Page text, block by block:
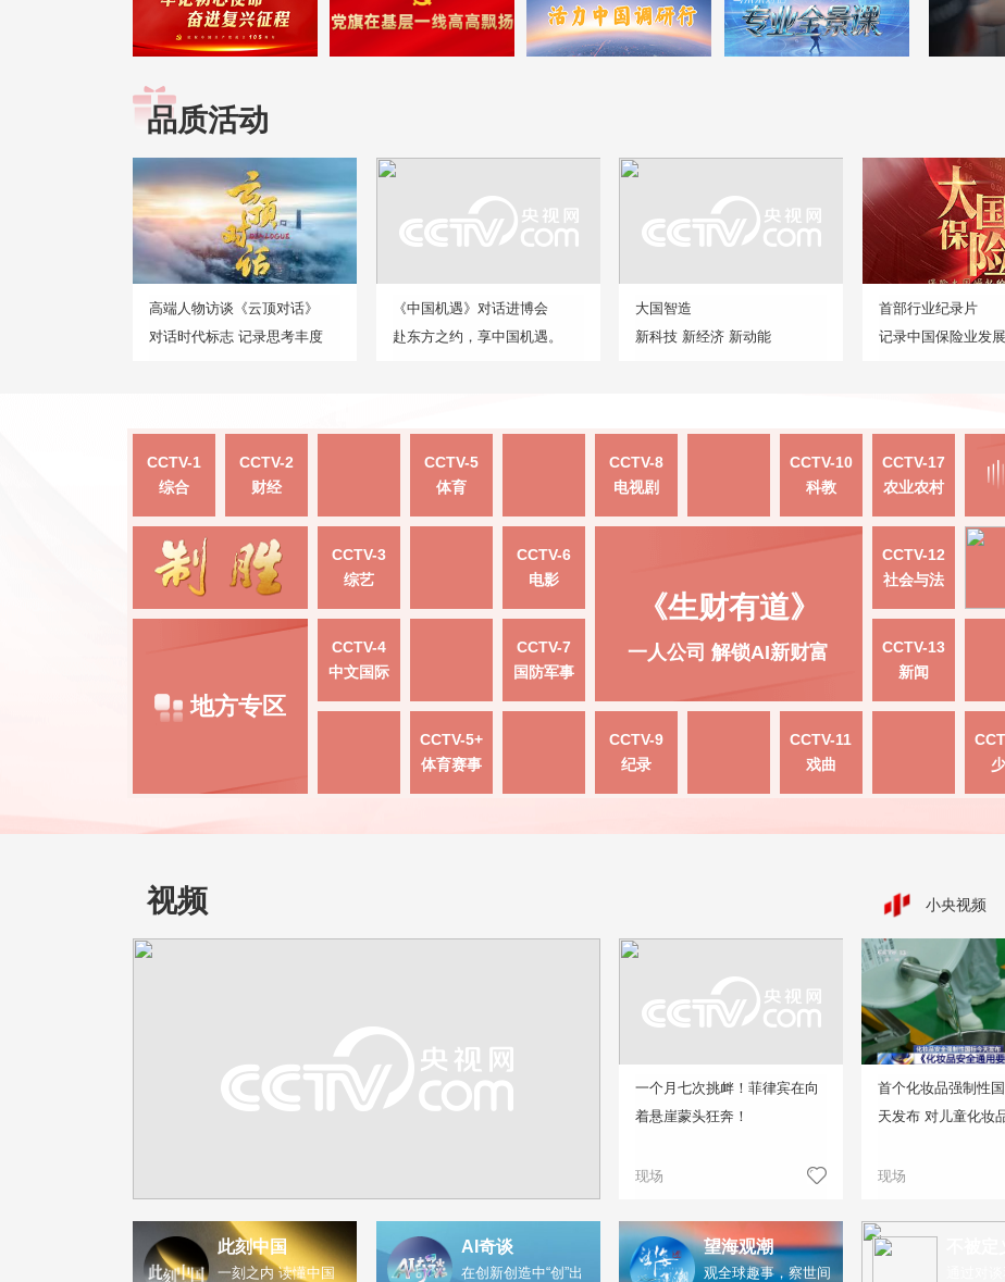
品质活动
高端人物访谈《云顶对话》
对话时代标志 记录思考丰度
《中国机遇》对话进博会
赴东方之约，享中国机遇。
大国智造
新科技 新经济 新动能
首部行业纪录片
记录中国保险业发
CCTV-1
综合
CCTV-2
财经
CCTV-5
体育
CCTV-8
电视剧
CCTV-10
科教
CCTV-17
农业农村
CCTV-3
综艺
CCTV-6
电影
《生财有道》
一人公司 解锁AI新财富
CCTV-12
社会与法
地方专区
CCTV-4
中文国际
CCTV-7
国防军事
CCTV-13
新闻
CCTV-5+
体育赛事
CCTV-9
纪录
CCTV-11
戏曲
视频 小央视频
一个月七次挑衅！菲律宾在向
着悬崖蒙头狂奔！
现场
首个化妆品强制性
天发布 对儿童化妆
现场
此刻中国
一刻之内 读懂中国
AI奇谈
在创新创造中“创”出
望海观潮
观全球趣事，察世间